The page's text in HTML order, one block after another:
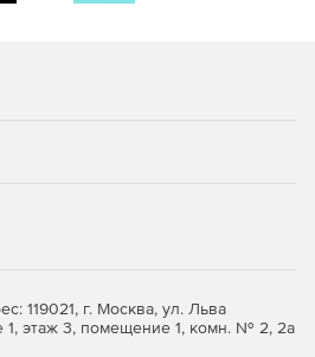
упрощает защиту данных на
в физических и
изменять и контролировать
копирование и
119021, г. Москва, ул. Льва
1, этаж 3, помещение 1, комн. № 2, 2а